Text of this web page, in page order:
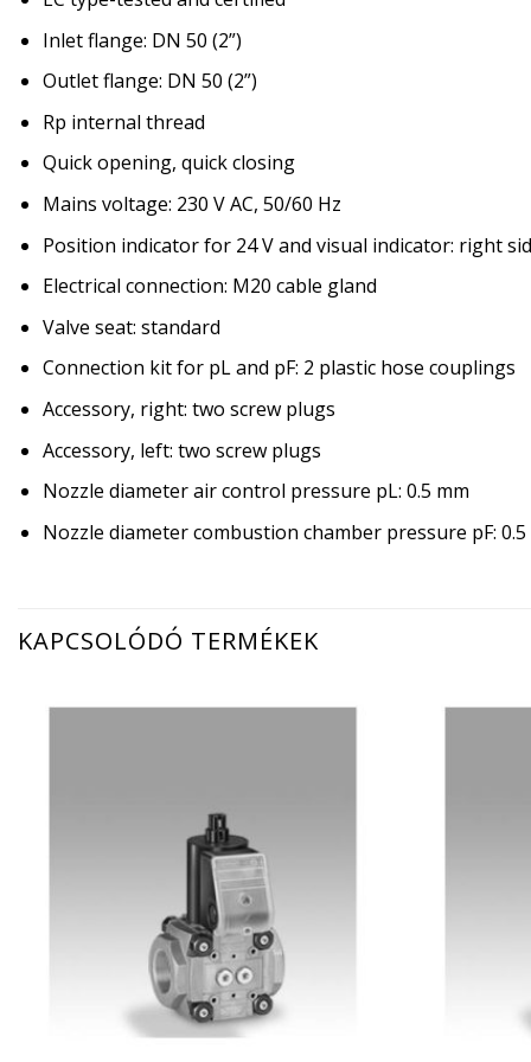
Inlet flange: DN 50 (2”)
Outlet flange: DN 50 (2”)
Rp internal thread
Quick opening, quick closing
Mains voltage: 230 V AC, 50/60 Hz
Position indicator for 24 V and visual indicator: right
Electrical connection: M20 cable gland
Valve seat: standard
Connection kit for pL and pF: 2 plastic hose couplings
Accessory, right: two screw plugs
Accessory, left: two screw plugs
Nozzle diameter air control pressure pL: 0.5 mm
Nozzle diameter combustion chamber pressure pF: 0.5
KAPCSOLÓDÓ TERMÉKEK